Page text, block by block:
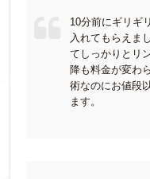
10分前にギリギ
入れてもらえま
てしっかりとリ
降も料金が変わ
術なのにお値段
ます。